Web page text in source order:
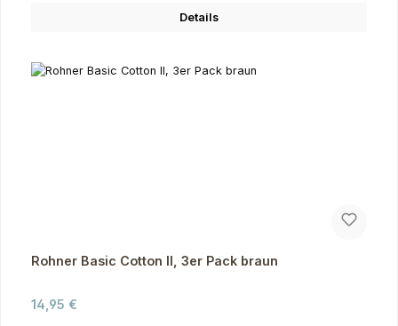
Details
Rohner Basic Cotton II, 3er Pack braun
Regulärer Preis:
14,95 €